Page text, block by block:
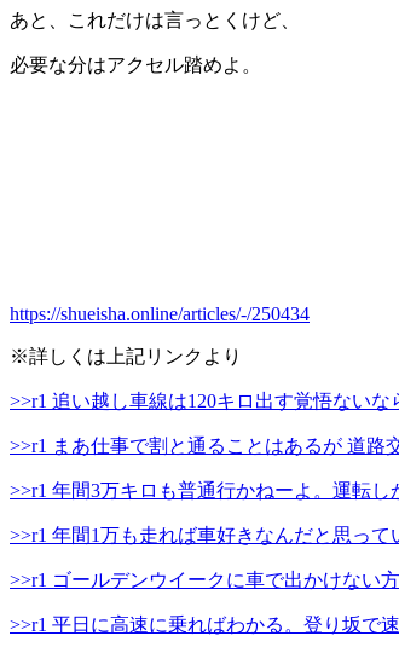
あと、これだけは言っとくけど、
必要な分はアクセル踏めよ。
https://shueisha.online/articles/-/250434
※詳しくは上記リンクより
>>r1 追い越し車線は120キロ出す覚悟ないな
>>r1 まあ仕事で割と通ることはあるが 道
>>r1 年間3万キロも普通行かねーよ。運転
>>r1 年間1万も走れば車好きなんだと思っ
>>r1 ゴールデンウイークに車で出かけない
>>r1 平日に高速に乗ればわかる。登り坂で